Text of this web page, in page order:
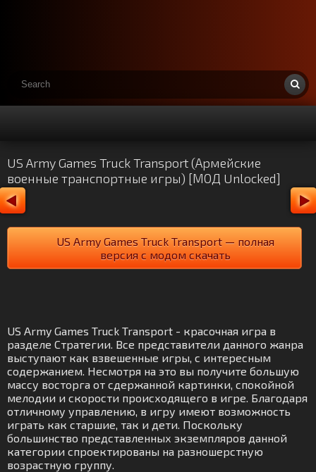
US Army Games Truck Transport (Армейские
военные транспортные игры) [МОД Unlocked]
US Army Games Truck Transport — полная
версия с модом скачать
US Army Games Truck Transport - красочная игра в
разделе Стратегии. Все представители данного жанра
выступают как взвешенные игры, с интересным
содержанием. Несмотря на это вы получите большую
массу восторга от сдержанной картинки, спокойной
мелодии и скорости происходящего в игре. Благодаря
отличному управлению, в игру имеют возможность
играть как старшие, так и дети. Поскольку
большинство представленных экземпляров данной
категории спроектированы на разношерстную
возрастную группу.